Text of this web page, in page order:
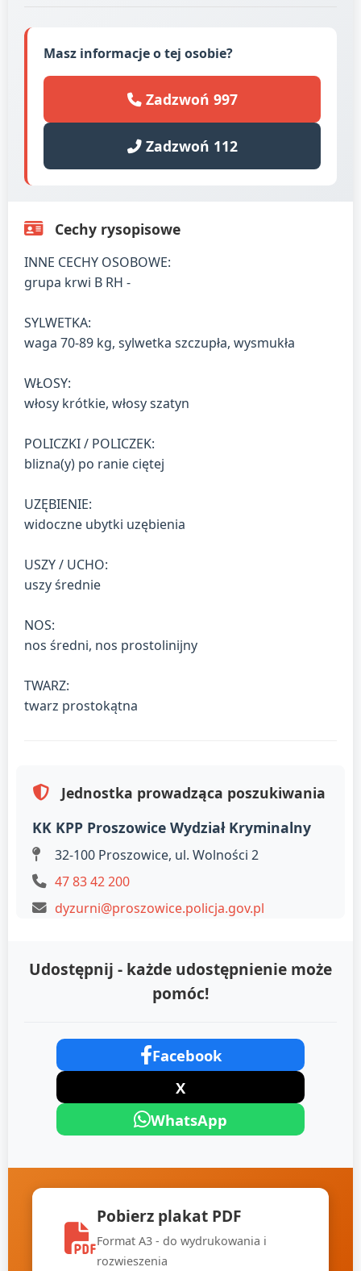
Masz informacje o tej osobie?
Zadzwoń 997
Zadzwoń 112
Cechy rysopisowe
INNE CECHY OSOBOWE:
grupa krwi B RH -
SYLWETKA:
waga 70-89 kg, sylwetka szczupła, wysmukła
WŁOSY:
włosy krótkie, włosy szatyn
POLICZKI / POLICZEK:
blizna(y) po ranie ciętej
UZĘBIENIE:
widoczne ubytki uzębienia
USZY / UCHO:
uszy średnie
NOS:
nos średni, nos prostolinijny
TWARZ:
twarz prostokątna
Jednostka prowadząca poszukiwania
KK KPP Proszowice Wydział Kryminalny
32-100 Proszowice, ul. Wolności 2
47 83 42 200
dyzurni@proszowice.policja.gov.pl
Udostępnij - każde udostępnienie może
pomóc!
Facebook
X
WhatsApp
Pobierz plakat PDF
Format A3 - do wydrukowania i
rozwieszenia